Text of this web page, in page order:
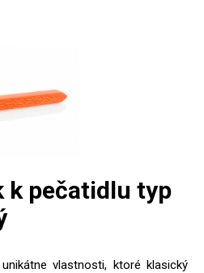
k pečatidlu typ
vlastnosti, ktoré klasický